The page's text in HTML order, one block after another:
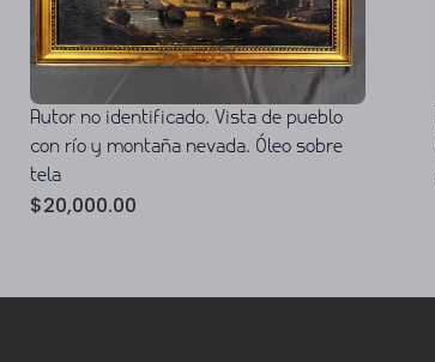
Autor no identificado. Vista de pueblo
con río y montaña nevada. Óleo sobre
tela
$20,000.00